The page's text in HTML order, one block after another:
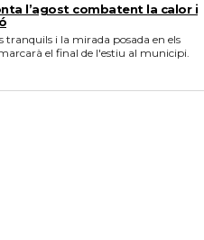
l’agost combatent la calor i
tranquils i la mirada posada en els
el final de l'estiu al municipi.